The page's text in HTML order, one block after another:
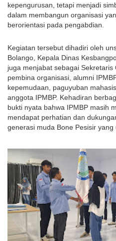
kepengurusan, tetapi menjadi
dalam membangun organisasi
berorientasi pada pengabdian.
Kegiatan tersebut dihadiri oleh
Bolango, Kepala Dinas
juga menjabat sebagai Sekretaris
pembina organisasi, alumni
kepemudaan, paguyuban
anggota IPMBP. Kehadiran
bukti nyata bahwa IPMBP masih
mendapat perhatian dan
generasi muda Bone Pesisir yang